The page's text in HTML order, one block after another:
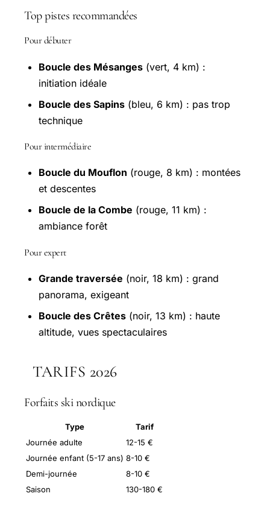
Top pistes recommandées
Pour débuter
Boucle des Mésanges (vert, 4 km) :
initiation idéale
Boucle des Sapins (bleu, 6 km) : pas trop
technique
Pour intermédiaire
Boucle du Mouflon (rouge, 8 km) : montées
et descentes
Boucle de la Combe (rouge, 11 km) :
ambiance forêt
Pour expert
Grande traversée (noir, 18 km) : grand
panorama, exigeant
Boucle des Crêtes (noir, 13 km) : haute
altitude, vues spectaculaires
TARIFS 2026
Forfaits ski nordique
Type
Tarif
Journée adulte
12-15 €
Journée enfant (5-17 ans) 8-10 €
Demi-journée
8-10 €
Saison
130-180 €